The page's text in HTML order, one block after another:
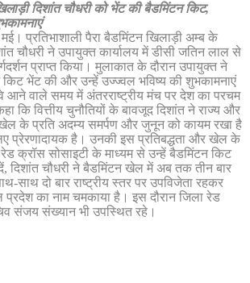
दिशांत चौधरी को भेंट की बैडमिंटन किट,
प्रतिभाशाली पैरा बैडमिंटन खिलाड़ी अम्ब के
चौधरी ने उपायुक्त कार्यालय में डीसी जतिन लाल से
प्राप्त किया। मुलाकात के दौरान उपायुक्त ने
भेंट की और उन्हें उज्ज्वल भविष्य की शुभकामनाएं
आने वाले समय में अंतरराष्ट्रीय मंच पर देश का परचम
कि वित्तीय चुनौतियों के बावजूद दिशांत ने राज्य और
खेल के प्रति अदम्य समर्पण और जुनून को कायम रखा है
प्रेरणादायक है। उनकी इस प्रतिबद्धता और खेल के
क्रॉस सोसाइटी के माध्यम से उन्हें बैडमिंटन किट
दिशांत चौधरी ने बैडमिंटन खेल में अब तक तीन बार
साथ दो बार राष्ट्रीय स्तर पर उपविजेता रहकर
का नाम चमकाया है। इस दौरान जिला रेड
संजय संख्यान भी उपस्थित रहे।